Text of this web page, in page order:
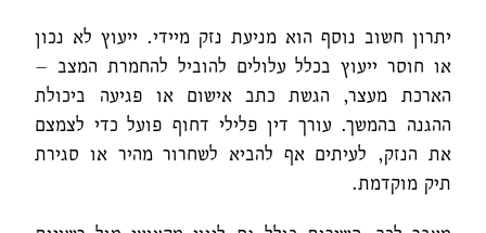
יתרון חשוב נוסף הוא מניעת נזק מיידי. ייעוץ לא נכון
או חוסר ייעוץ בכלל עלולים להוביל להחמרת המצב –
הארכת מעצר, הגשת כתב אישום או פגיעה ביכולת
ההגנה בהמשך. עורך דין פלילי דחוף פועל כדי לצמצם
את הנזק, לעיתים אף להביא לשחרור מהיר או סגירת
תיק מוקדמת.